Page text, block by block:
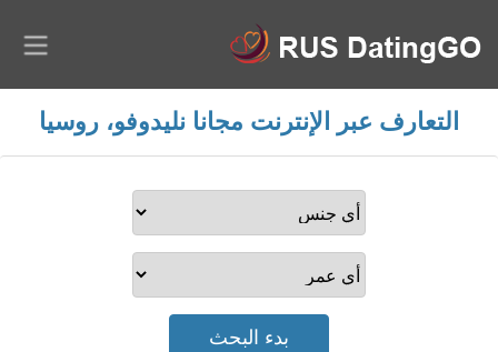
التعارف عبر الإنترنت مجانا نليدوفو، روسيا